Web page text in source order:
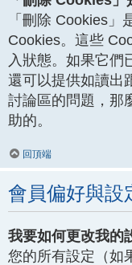
「刪除 Cookies
Cookies。這些
入狀態。如果它們
還可以提供如讀出
討論區的問題，那
助的。
回頂端
會員偏好與設
我要如何更改我的
您的所有設定（如